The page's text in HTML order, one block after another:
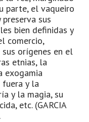
parte, el vaqueiro
sus
bien definidas y
comercio,
orígenes en el
etnias, la
exogamia
y la
y la magia, su
etc. (GARCIA